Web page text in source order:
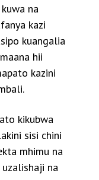
na
kazi
kuangalia
hii
kazini
kikubwa
sisi chini
mhimu na
uzalishaji na